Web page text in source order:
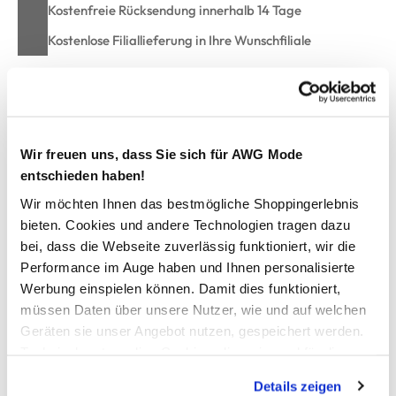
Wir freuen uns, dass Sie sich für AWG Mode
entschieden haben!
Wir möchten Ihnen das bestmögliche Shoppingerlebnis
bieten. Cookies und andere Technologien tragen dazu
bei, dass die Webseite zuverlässig funktioniert, wir die
Performance im Auge haben und Ihnen personalisierte
Werbung einspielen können. Damit dies funktioniert,
müssen Daten über unsere Nutzer, wie und auf welchen
Geräten sie unser Angebot nutzen, gespeichert werden.
Details zeigen
Kostenfreie Rücksendung innerhalb 14 Tage
Kostenlose Filiallieferung in Ihre Wunschfiliale
Damen Trachtenshorts mit Trägern
Schicke Trachtenhose von Brandl Tracht
Mit schönen Knöpfen in Holzoptik
Abnehmbare, längernerstellbare Träger
Seitliche Eingriffstaschen
Weitenverstellbarer Bund in der hinteren Mitte
Schnürung am seiltichen Abschluss